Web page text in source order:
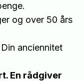
og over 50 års
anciennitet
En rådgiver